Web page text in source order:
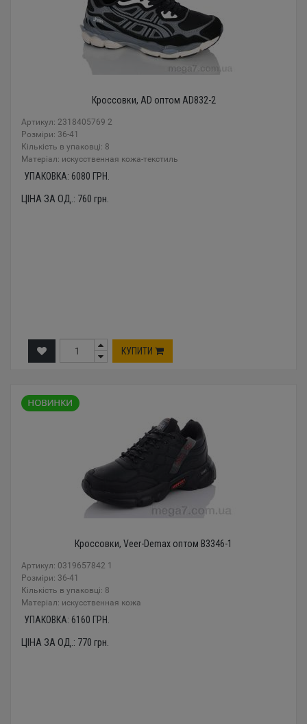
Кроссовки, AD оптом AD832-2
Артикул: 2318405769 2
Розміри: 36-41
Кількість в упаковці: 8
Mатеріал: искусственная кожа-текстиль
УПАКОВКА: 6080 ГРН.
ЦІНА ЗА ОД.: 760 грн.
КУПИТИ
Кроссовки, Veer-Demax оптом B3346-1
Артикул: 0319657842 1
Розміри: 36-41
Кількість в упаковці: 8
Mатеріал: искусственная кожа
УПАКОВКА: 6160 ГРН.
ЦІНА ЗА ОД.: 770 грн.